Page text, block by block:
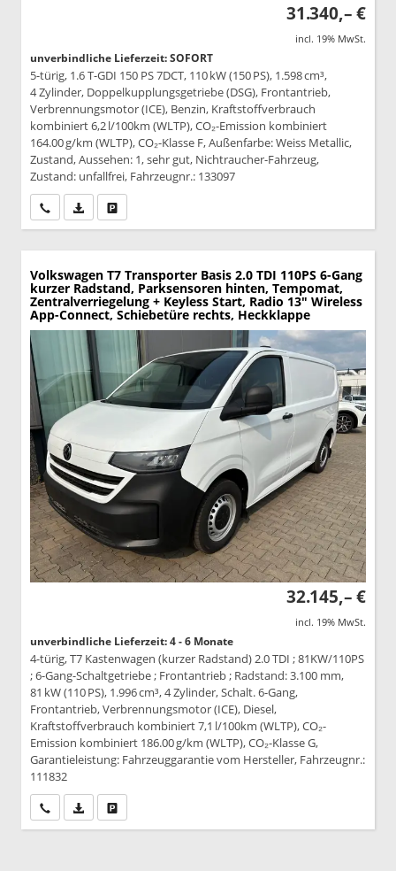
31.340,– €
incl. 19% MwSt.
unverbindliche Lieferzeit: SOFORT
5-türig, 1.6 T-GDI 150 PS 7DCT, 110 kW (150 PS), 1.598 cm³,
4 Zylinder, Doppelkupplungsgetriebe (DSG), Frontantrieb,
Verbrennungsmotor (ICE), Benzin, Kraftstoffverbrauch
kombiniert 6,2 l/100km (WLTP), CO₂-Emission kombiniert
164.00 g/km (WLTP), CO₂-Klasse F, Außenfarbe: Weiss Metallic,
Zustand, Aussehen: 1, sehr gut, Nichtraucher-Fahrzeug,
Zustand: unfallfrei, Fahrzeugnr.: 133097
Wir rufen Sie anPDF-Datei, Fahrzeugexposé drucken
Volkswagen T7 Transporter Basis 2.0 TDI 110PS 6-Gang
kurzer Radstand, Parksensoren hinten, Tempomat,
Zentralverriegelung + Keyless Start, Radio 13" Wireless
App-Connect, Schiebetüre rechts, Heckklappe
32.145,– €
incl. 19% MwSt.
unverbindliche Lieferzeit: 4 - 6 Monate
4-türig, T7 Kastenwagen (kurzer Radstand) 2.0 TDI ; 81KW/110PS
; 6-Gang-Schaltgetriebe ; Frontantrieb ; Radstand: 3.100 mm,
81 kW (110 PS), 1.996 cm³, 4 Zylinder, Schalt. 6-Gang,
Frontantrieb, Verbrennungsmotor (ICE), Diesel,
Kraftstoffverbrauch kombiniert 7,1 l/100km (WLTP), CO₂-
Emission kombiniert 186.00 g/km (WLTP), CO₂-Klasse G,
Garantieleistung: Fahrzeuggarantie vom Hersteller, Fahrzeugnr.:
111832
Wir rufen Sie anPDF-Datei, Fahrzeugexposé drucken